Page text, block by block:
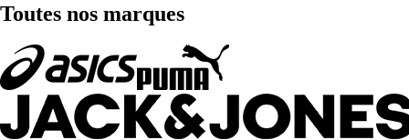
Toutes nos marques